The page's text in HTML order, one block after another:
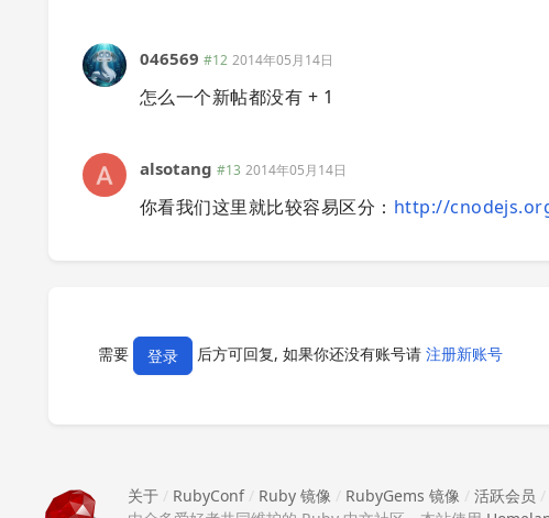
046569 #12 2014年05月14日
怎么一个新帖都没有 + 1
alsotang #13 2014年05月14日
你看我们这里就比较容易区分： http://
需要 登录 后方可回复, 如果你还没有账号请 注册新账号
关于 / RubyConf/ Ruby 镜像 / RubyGems 镜像 / 活跃会员 /